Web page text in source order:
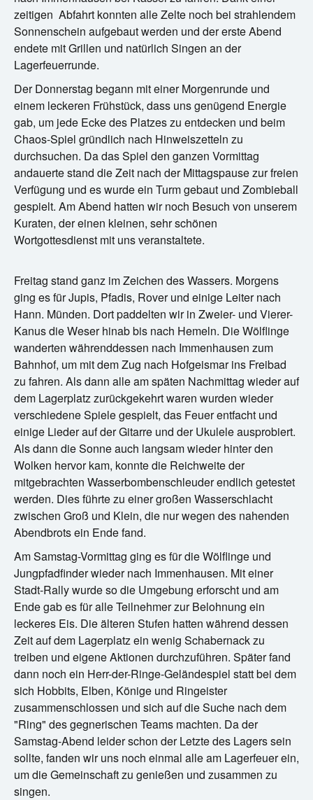
zeitigen Abfahrt konnten alle Zelte noch bei strahlendem
Sonnenschein aufgebaut werden und der erste Abend
endete mit Grillen und natürlich Singen an der
Lagerfeuerrunde.
Der Donnerstag begann mit einer Morgenrunde und
einem leckeren Frühstück, dass uns genügend Energie
gab, um jede Ecke des Platzes zu entdecken und beim
Chaos-Spiel gründlich nach Hinweiszetteln zu
durchsuchen. Da das Spiel den ganzen Vormittag
andauerte stand die Zeit nach der Mittagspause zur freien
Verfügung und es wurde ein Turm gebaut und Zombieball
gespielt. Am Abend hatten wir noch Besuch von unserem
Kuraten, der einen kleinen, sehr schönen
Wortgottesdienst mit uns veranstaltete.
Freitag stand ganz im Zeichen des Wassers. Morgens
ging es für Jupis, Pfadis, Rover und einige Leiter nach
Hann. Münden. Dort paddelten wir in Zweier- und Vierer-
Kanus die Weser hinab bis nach Hemeln. Die Wölflinge
wanderten währenddessen nach Immenhausen zum
Bahnhof, um mit dem Zug nach Hofgeismar ins Freibad
zu fahren. Als dann alle am späten Nachmittag wieder auf
dem Lagerplatz zurückgekehrt waren wurden wieder
verschiedene Spiele gespielt, das Feuer entfacht und
einige Lieder auf der Gitarre und der Ukulele ausprobiert.
Als dann die Sonne auch langsam wieder hinter den
Wolken hervor kam, konnte die Reichweite der
mitgebrachten Wasserbombenschleuder endlich getestet
werden. Dies führte zu einer großen Wasserschlacht
zwischen Groß und Klein, die nur wegen des nahenden
Abendbrots ein Ende fand.
Am Samstag-Vormittag ging es für die Wölflinge und
Jungpfadfinder wieder nach Immenhausen. Mit einer
Stadt-Rally wurde so die Umgebung erforscht und am
Ende gab es für alle Teilnehmer zur Belohnung ein
leckeres Eis. Die älteren Stufen hatten während dessen
Zeit auf dem Lagerplatz ein wenig Schabernack zu
treiben und eigene Aktionen durchzuführen. Später fand
dann noch ein Herr-der-Ringe-Geländespiel statt bei dem
sich Hobbits, Elben, Könige und Ringeister
zusammenschlossen und sich auf die Suche nach dem
"Ring" des gegnerischen Teams machten. Da der
Samstag-Abend leider schon der Letzte des Lagers sein
sollte, fanden wir uns noch einmal alle am Lagerfeuer ein,
um die Gemeinschaft zu genießen und zusammen zu
singen.